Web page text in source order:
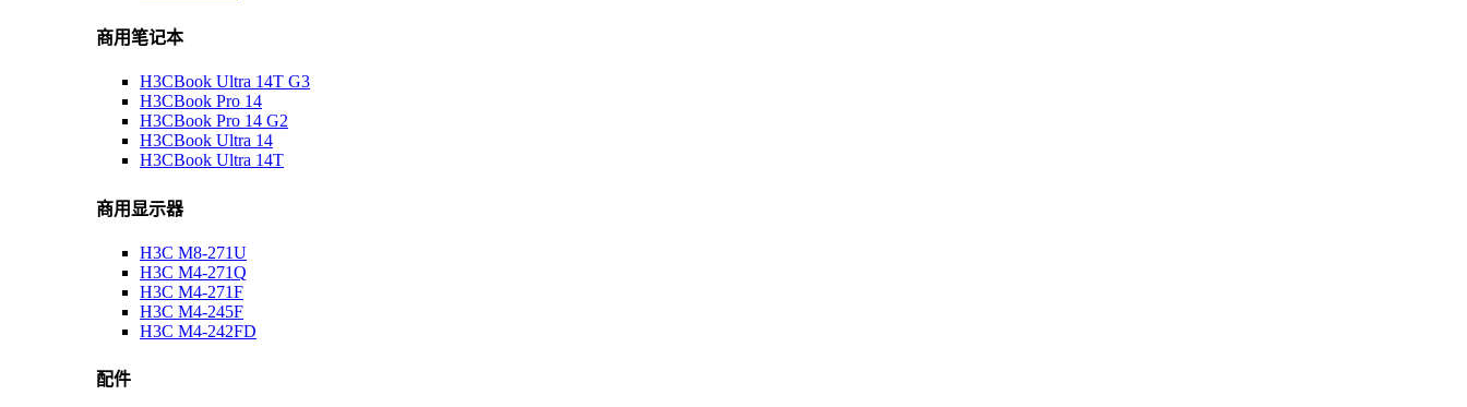
商用笔记本
H3CBook Ultra 14T G3
H3CBook Pro 14
H3CBook Pro 14 G2
H3CBook Ultra 14
H3CBook Ultra 14T
商用显示器
H3C M8-271U
H3C M4-271Q
H3C M4-271F
H3C M4-245F
H3C M4-242FD
配件